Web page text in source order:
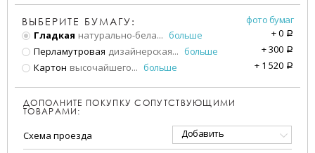
ВЫБЕРИТЕ БУМАГУ:
фото бумаг
Гладкая натурально-бела... больше +0 a
Перламутровая дизайнерская... больше +300 a
Картон высочайшего... больше + 1 520 a
ДОПОЛНИТЕ ПОКУПКУ СОПУТСТВУЮЩИМИ
ТОВАРАМИ:
Схема проезда Добавить